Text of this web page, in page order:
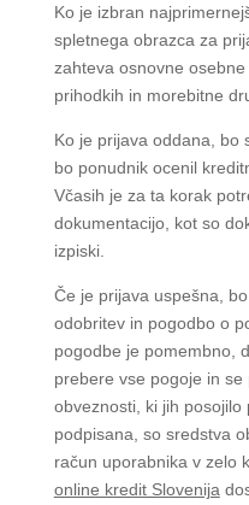
Ko je izbran
spletnega obrazca za
zahteva osnovne
prihodkih in morebitne
Ko je prijava oddana, bo
bo ponudnik ocenil
Včasih je za ta korak
dokumentacijo, kot so
izpiski.
Če je prijava uspešna,
odobritev in pogodbo o
pogodbe je pomembno,
prebere vse pogoje in
obveznosti, ki jih
podpisana, so sredstva
račun uporabnika v zelo
online kredit Slovenija